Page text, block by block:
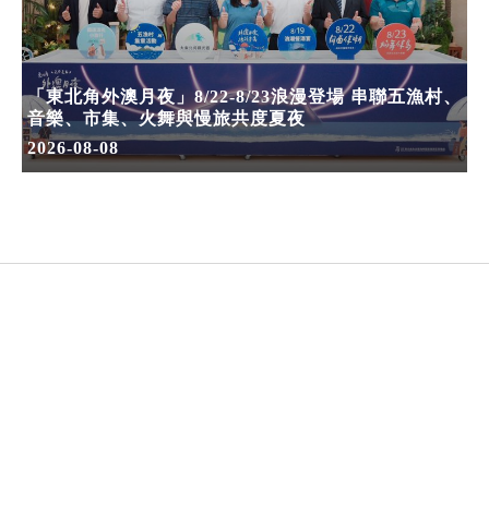
「東北角外澳月夜」8/22-8/23浪漫登場 串聯五漁村、
音樂、市集、火舞與慢旅共度夏夜
2026-08-08